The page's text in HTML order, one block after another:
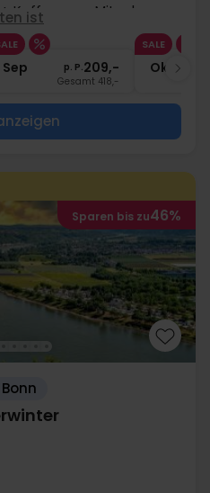
Kaffee zum Mitnehmen
ist
Sep p. P.209,-
Gesamt 418,-
SALE
Okt
Sparen bis zu46%